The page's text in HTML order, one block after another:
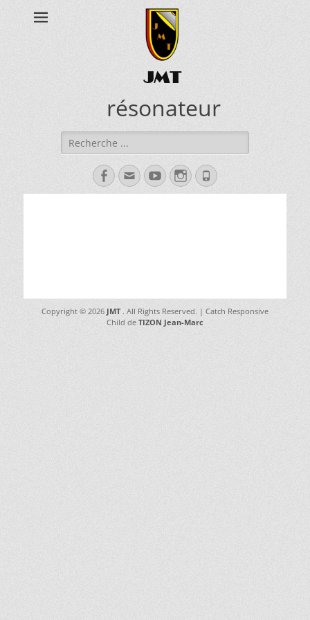
JMT
résonateur
Rechercher :
Facebook
Adresse
de
YouTubeInstagram
Tél
Copyright © 2026 JMT . All Rights Reserved. | Catch Responsive
Child de TIZON Jean-Marc